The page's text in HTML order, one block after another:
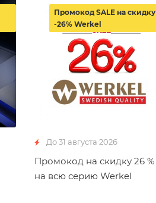
До 31 августа 2026
Промокод на скидку 26 %
на всю серию Werkel
Промокод SALE на скидку
-26% Werkel